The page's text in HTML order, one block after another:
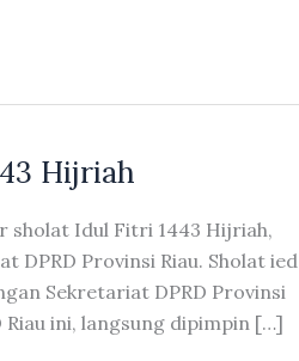
Hijriah
sholat Idul Fitri 1443 Hijriah,
Provinsi Riau. Sholat ied
Sekretariat DPRD Provinsi
Riau ini, langsung dipimpin […]